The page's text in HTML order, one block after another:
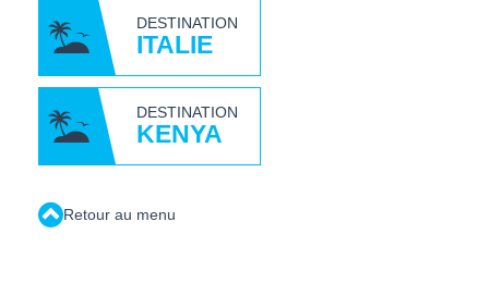
DESTINATION
ITALIE
DESTINATION
KENYA
Retour au menu